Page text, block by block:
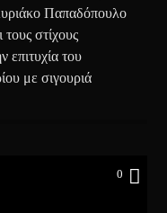
Παπαδόπουλο
στίχους
επιτυχία του
με σιγουριά
0